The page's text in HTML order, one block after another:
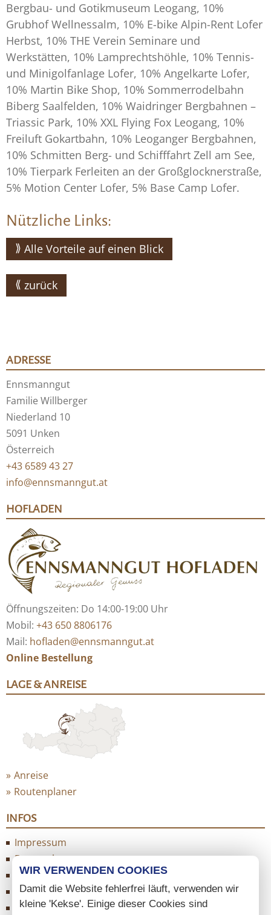
Bergbau- und Gotikmuseum Leogang, 10%
Grubhof Wellnessalm, 10% E-bike Alpin-Rent Lofer
Herbst, 10% THE Verein Seminare und
Werkstätten, 10% Lamprechtshöhle, 10% Tennis-
und Minigolfanlage Lofer, 10% Angelkarte Lofer,
10% Martin Bike Shop, 10% Sommerrodelbahn
Biberg Saalfelden, 10% Waidringer Bergbahnen –
Triassic Park, 10% XXL Flying Fox Leogang, 10%
Freiluft Gokartbahn, 10% Leoganger Bergbahnen,
10% Schmitten Berg- und Schifffahrt Zell am See,
10% Tierpark Ferleiten an der Großglocknerstraße,
5% Motion Center Lofer, 5% Base Camp Lofer.
Nützliche Links:
Alle Vorteile auf einen Blick
zurück
ADRESSE
Ennsmanngut
Familie Willberger
Niederland 10
5091 Unken
Österreich
+43 6589 43 27
info@ennsmanngut.at
HOFLADEN
Öffnungszeiten: Do 14:00-19:00 Uhr
Mobil: +43 650 8806176
Mail: hofladen@ennsmanngut.at
Online Bestellung
LAGE & ANREISE
Anreise
Routenplaner
INFOS
Impressum
Datenschutz
AGB
Cookie Einstellungen
Sitemap
WIR VERWENDEN COOKIES
Damit die Website fehlerfrei läuft, verwenden wir
kleine 'Kekse'. Einige dieser Cookies sind